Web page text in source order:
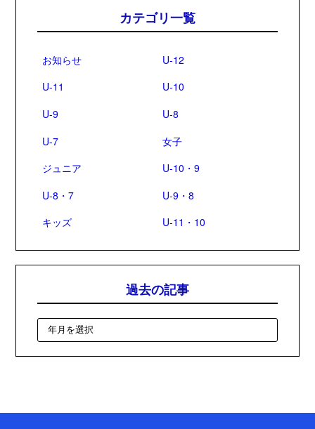
カテゴリ一覧
お知らせ
U-12
U-11
U-10
U-9
U-8
U-7
女子
ジュニア
U-10・9
U-8・7
U-9・8
キッズ
U-11・10
過去の記事